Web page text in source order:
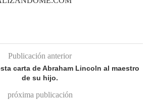
Publicación anterior
carta de Abraham Lincoln al maestro
de su hijo.
próxima publicación